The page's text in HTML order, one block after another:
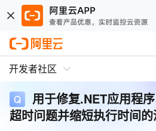
开发者社区
用于修复.NET应用程
超时问题并缩短执行时间